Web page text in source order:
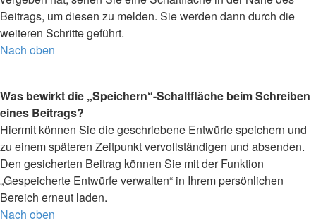
Beitrags, um diesen zu melden. Sie werden dann durch die
weiteren Schritte geführt.
Nach oben
Was bewirkt die „Speichern“-Schaltfläche beim Schreiben
eines Beitrags?
Hiermit können Sie die geschriebene Entwürfe speichern und
zu einem späteren Zeitpunkt vervollständigen und absenden.
Den gesicherten Beitrag können Sie mit der Funktion
„Gespeicherte Entwürfe verwalten“ in Ihrem persönlichen
Bereich erneut laden.
Nach oben